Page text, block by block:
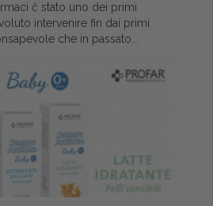
č stato uno dei primi
intervenire fin dai primi
che in passato...